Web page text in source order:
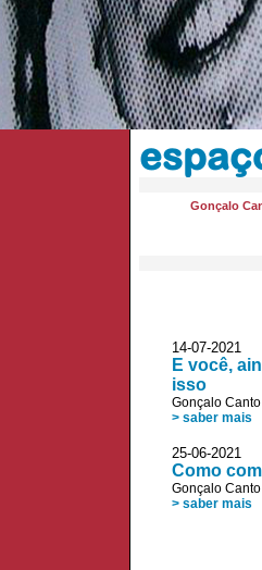
Gonçalo
14-07-
E você,
isso
Gonçalo
> saber mais
25-06-2021
Como
Gonçalo
> saber mais